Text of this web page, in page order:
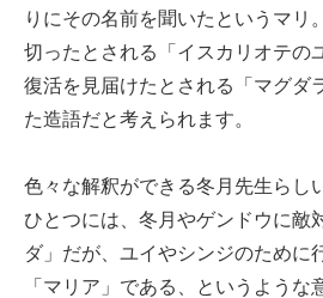
りにその名前を聞いたというマリ
切ったとされる「イスカリオテの
復活を見届けたとされる「マグダ
た造語だと考えられます。
色々な解釈ができる冬月先生らし
ひとつには、冬月やゲンドウに敵
ダ」だが、ユイやシンジのために
「マリア」である、というような